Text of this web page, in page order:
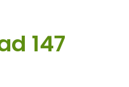
147